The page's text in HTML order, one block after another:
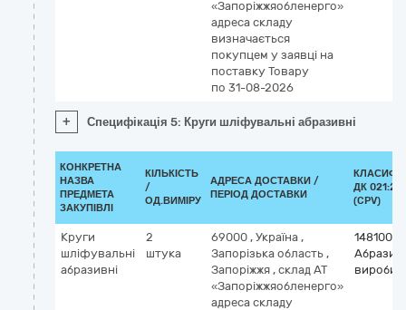
«Запоріжжяобленерго»
адреса складу
визначається
покупцем у заявці на
поставку Товару
по 31-08-2026
+ Специфікація 5: Круги шліфувальні абразивні
КОНКРЕТНА
НАЗВА
ПРЕДМЕТА
ЗАКУПІВЛІ
КІЛЬКІСТЬ
/
ОД.ВИМІРУ
АДРЕСА ДОСТАВКИ /
ПЕРІОД ДОСТАВКИ
ДК
(CPV)
Круги
шліфувальні
абразивні
2
штука
69000 , Україна ,
Запорізька область ,
Запоріжжя , склад АТ
«Запоріжжяобленерго»
адреса складу
вироби